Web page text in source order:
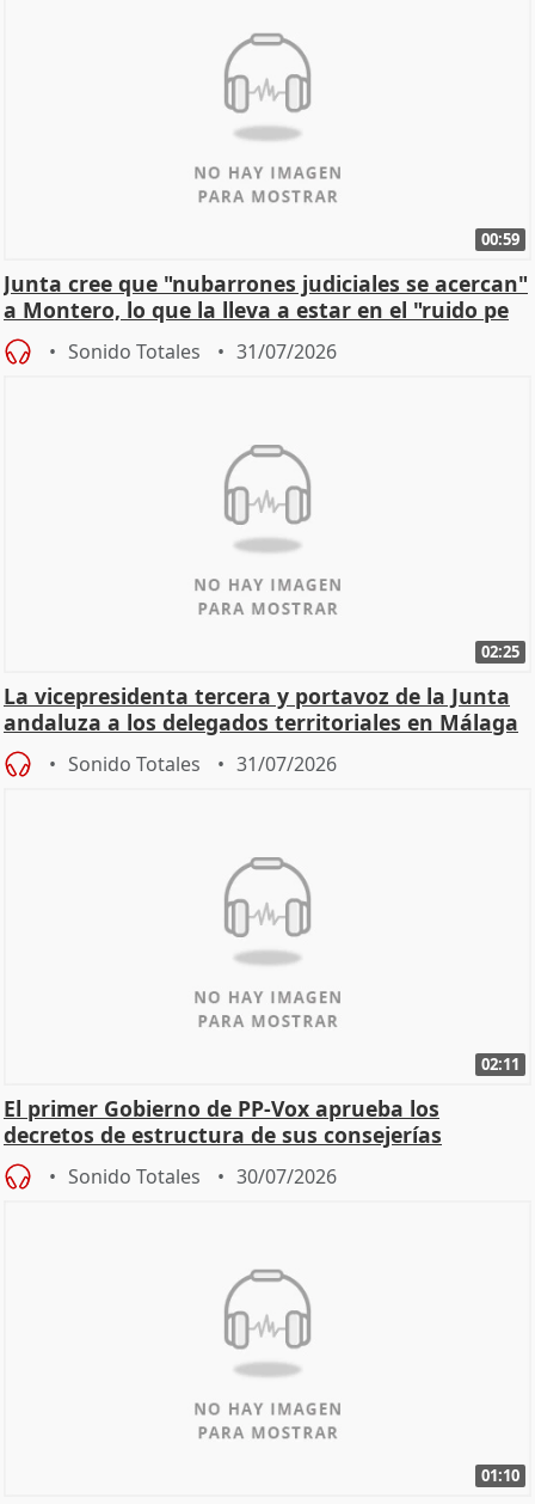
00:59
Junta cree que "nubarrones judiciales se acercan"
a Montero, lo que la lleva a estar en el "ruido pe
Sonido Totales 31/07/2026
02:25
La vicepresidenta tercera y portavoz de la Junta
andaluza a los delegados territoriales en Málaga
Sonido Totales 31/07/2026
02:11
El primer Gobierno de PP-Vox aprueba los
decretos de estructura de sus consejerías
Sonido Totales 30/07/2026
01:10